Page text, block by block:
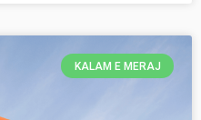
KALAM E MERAJ